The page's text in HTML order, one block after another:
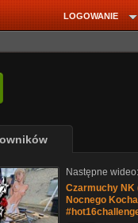
LOGOWANIE
Następne wideo:
Czarmuchy NK
Nocnego